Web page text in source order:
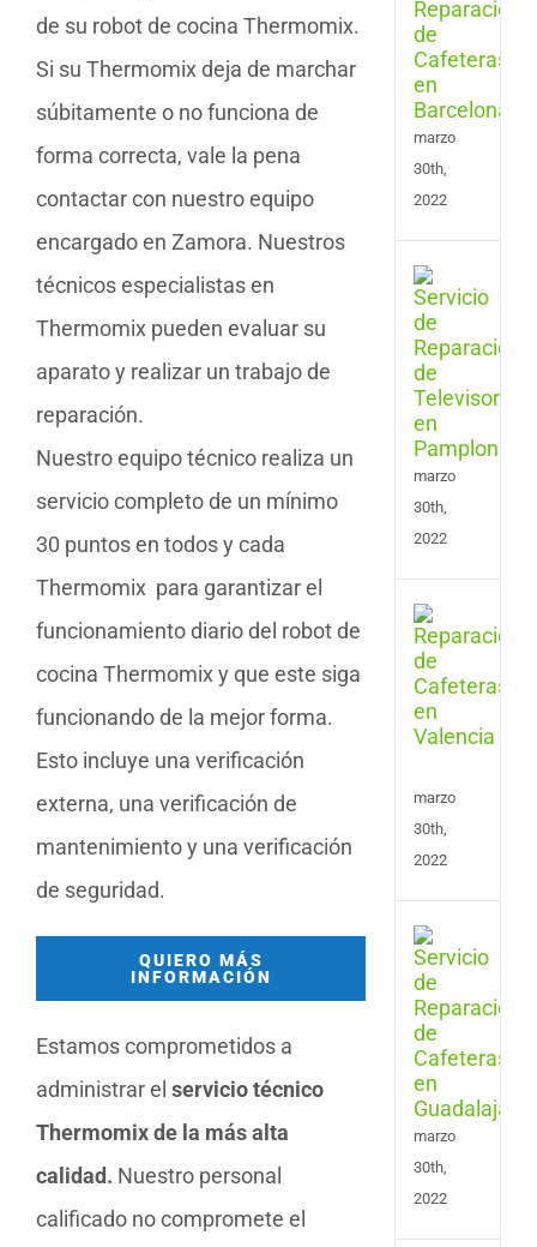
de su robot de cocina Thermomix.
Si su Thermomix deja de marchar
súbitamente o no funciona de
forma correcta, vale la pena
contactar con nuestro equipo
encargado en Zamora. Nuestros
técnicos especialistas en
Thermomix pueden evaluar su
aparato y realizar un trabajo de
reparación.
Nuestro equipo técnico realiza un
servicio completo de un mínimo
30 puntos en todos y cada
Thermomix para garantizar el
funcionamiento diario del robot de
cocina Thermomix y que este siga
funcionando de la mejor forma.
Esto incluye una verificación
externa, una verificación de
mantenimiento y una verificación
de seguridad.
QUIERO MÁS
INFORMACIÓN
Estamos comprometidos a
administrar el servicio técnico
Thermomix de la más alta
calidad. Nuestro personal
calificado no compromete el
de
en
marzo
30th,
2022
de
en
marzo
30th,
2022
de
de
en
marzo
30th,
2022
de
en
marzo
30th,
2022